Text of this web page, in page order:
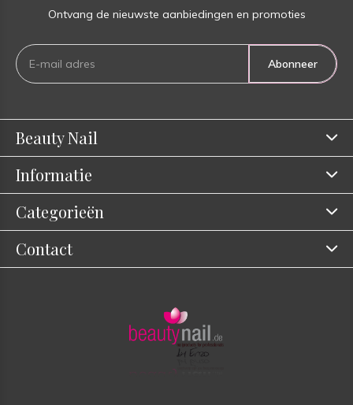
Ontvang de nieuwste aanbiedingen en promoties
Abonneer
Beauty Nail
Informatie
Categorieën
Contact